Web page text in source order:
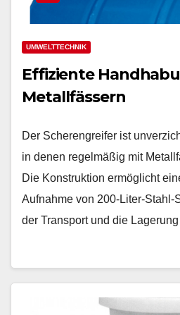
UMWELTTECHNIK
Effiziente
Metallfässern
Der Scherengreifer ist
in denen regelmäßig mit
Die Konstruktion ermöglicht
Aufnahme von 200-Liter-Stahl-
der Transport und die